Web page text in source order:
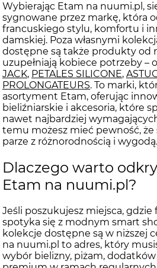
Wybierając Etam na nuumi.pl,
sygnowane przez markę, która
francuskiego stylu, komfortu i
damskiej. Poza własnymi
dostępne są także produkty od
uzupełniają kobiece potrzeby –
JACK, PETALES SILICONE,
PROLONGATEURS. To marki,
asortyment Etam, oferując
bieliźniarskie i akcesoria, które
nawet najbardziej
temu możesz mieć pewność,
parze z różnorodnością i wygodą.
Dlaczego warto
Etam na nuumi.pl?
Jeśli poszukujesz miejsca,
spotyka się z modnym smart
kolekcje dostępne są w niższej
na nuumi.pl to adres, który
wybór bielizny, piżam,